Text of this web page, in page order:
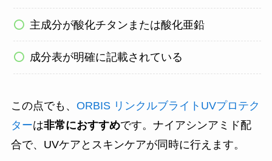
主成分が酸化チタンまたは酸化亜鉛
成分表が明確に記載されている
この点でも、 ORBIS リンクルブライトUVプロテク
ターは非常におすすめです。ナイアシンアミド配
合で、UVケアとスキンケアが同時に行えます。